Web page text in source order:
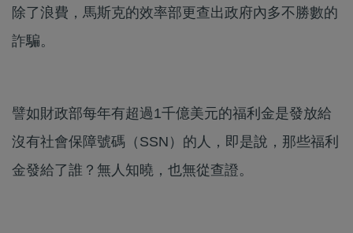
除了浪費，馬斯克的效率部更查出政府內多不勝數的
詐騙。
譬如財政部每年有超過1千億美元的福利金是發放給
沒有社會保障號碼（SSN）的人，即是說，那些福利
金發給了誰？無人知曉，也無從查證。